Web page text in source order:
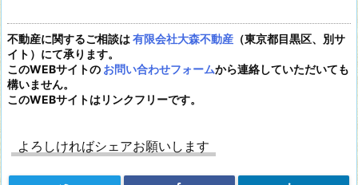
不動産に関するご相談は有限会社大森不動産 （東京都目黒区、別サ
イト）にて承ります。
このWEBサイトの お問い合わせフォームから連絡していただいても
構いません。
このWEBサイトはリンクフリーです。
よろしければシェアお願いします